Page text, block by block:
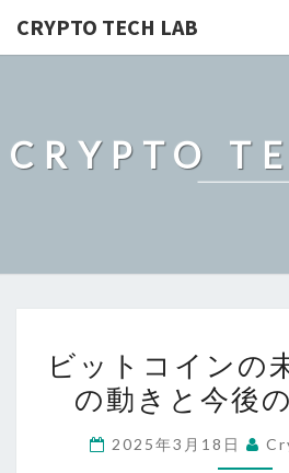
CRYPTO TECH LAB
CRYPTO
ッ
ト
イ
ビットコインの
の動きと今後
2025年3月18日